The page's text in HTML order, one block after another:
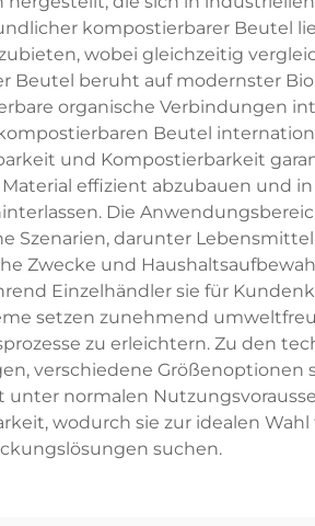
kompostierbarer Beutel
wobei gleichzeitig
Beutel beruht auf modernster
organische Verbindungen
Beutel
und Kompostierbarkeit
effizient abzubauen und in
Die
Szenarien, darunter
Zwecke und
Einzelhändler sie für
setzen zunehmend
zu erleichtern. Zu den
verschiedene Größenoptionen
normalen
wodurch sie zur idealen Wahl
suchen.